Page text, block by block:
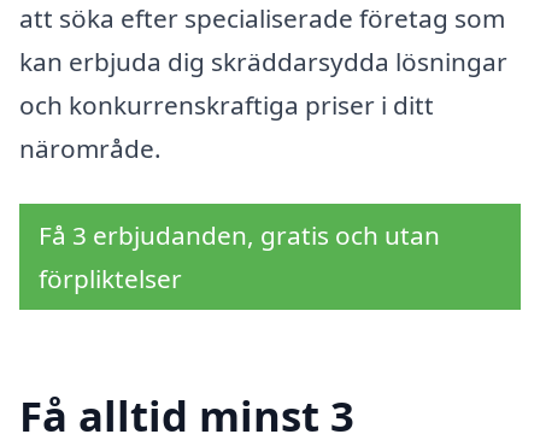
att söka efter specialiserade företag som
kan erbjuda dig skräddarsydda lösningar
och konkurrenskraftiga priser i ditt
närområde.
Få 3 erbjudanden, gratis och utan
förpliktelser
Få alltid minst 3